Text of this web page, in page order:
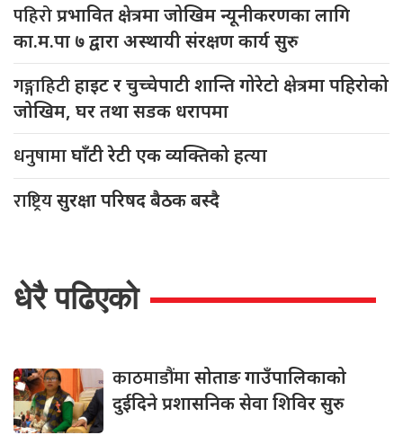
पहिरोप्रभावित क्षेत्रमा जोखिम न्यूनीकरणका लागि
का.म.पा ७ द्वारा अस्थायी संरक्षण कार्य सुरु
गङ्गाहिटीहाइट र चुच्चेपाटी शान्ति गोरेटो क्षेत्रमा पहिरोको
जोखिम, घर तथा सडक धरापमा
धनुषामाघाँटी रेटी एक व्यक्तिको हत्या
राष्ट्रियसुरक्षा परिषद बैठक बस्दै
धेरै पढिएको
काठमाडौंमासोताङ गाउँपालिकाको
दुईदिने प्रशासनिक सेवा शिविर सुरु